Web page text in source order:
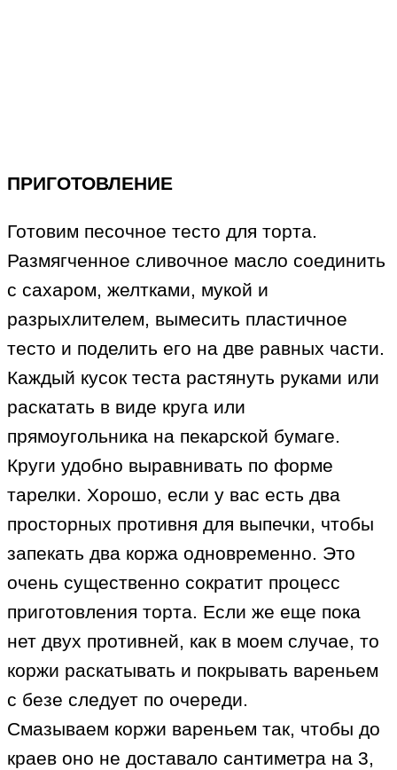
ПРИГОТОВЛЕНИЕ
Готовим песочное тесто для торта.
Размягченное сливочное масло соединить
с сахаром, желтками, мукой и
разрыхлителем, вымесить пластичное
тесто и поделить его на две равных части.
Каждый кусок теста растянуть руками или
раскатать в виде круга или
прямоугольника на пекарской бумаге.
Круги удобно выравнивать по форме
тарелки. Хорошо, если у вас есть два
просторных противня для выпечки, чтобы
запекать два коржа одновременно. Это
очень существенно сократит процесс
приготовления торта. Если же еще пока
нет двух противней, как в моем случае, то
коржи раскатывать и покрывать вареньем
с безе следует по очереди.
Смазываем коржи вареньем так, чтобы до
краев оно не доставало сантиметра на 3,